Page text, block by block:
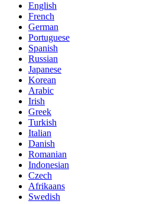
English
French
German
Portuguese
Spanish
Russian
Japanese
Korean
Arabic
Irish
Greek
Turkish
Italian
Danish
Romanian
Indonesian
Czech
Afrikaans
Swedish